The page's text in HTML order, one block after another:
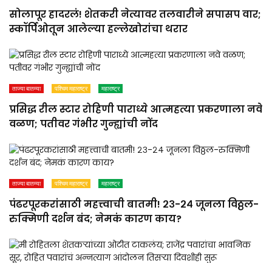
सोलापूर हादरलं! शेतकरी नेत्यावर तलवारीने सपासप वार;
स्कॉर्पिओतून आलेल्या हल्लेखोरांचा थरार
ताज्या बातम्या पश्चिम महाराष्ट्र महाराष्ट्र
प्रसिद्ध रील स्टार रोहिणी पाराध्ये आत्महत्या प्रकरणाला नवे
वळण; पतीवर गंभीर गुन्ह्यांची नोंद
ताज्या बातम्या पश्चिम महाराष्ट्र महाराष्ट्र
पंढरपूरकरांसाठी महत्त्वाची बातमी! २३-२४ जूनला विठ्ठल-
रुक्मिणी दर्शन बंद; नेमकं कारण काय?